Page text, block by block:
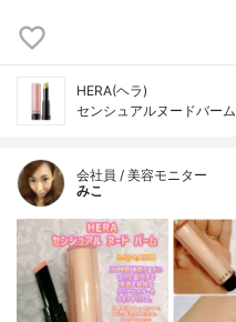
HERA(ヘラ)
センシュアルヌードバーム
会社員 / 美容モニター
みこ